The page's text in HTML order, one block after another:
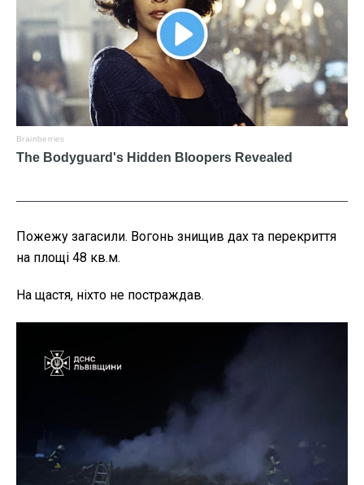
Пожежу загасили. Вогонь знищив дах та перекриття
на площі 48 кв.м.
На щастя, ніхто не постраждав.